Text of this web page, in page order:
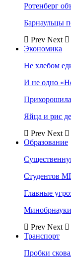
Ротенберг
Барнаульцы
Prev Next
Экономика
Не хлебом
И не одно
Яйца и рис
Prev Next
Образование
Студентов
Главные
Prev Next
Транспорт
Пробки